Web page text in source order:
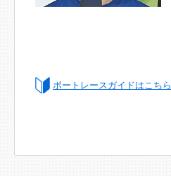
ボートレースガイドはこちら